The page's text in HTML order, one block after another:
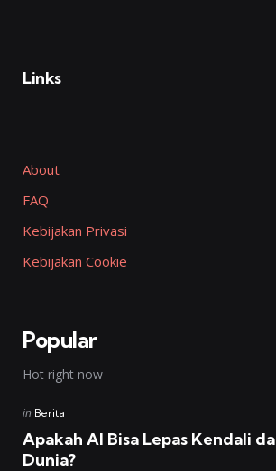
Links
About
FAQ
Kebijakan Privasi
Kebijakan Cookie
Popular
Hot right now
Posted
in Berita
Apakah AI Bisa Lepas Kendali
Dunia?